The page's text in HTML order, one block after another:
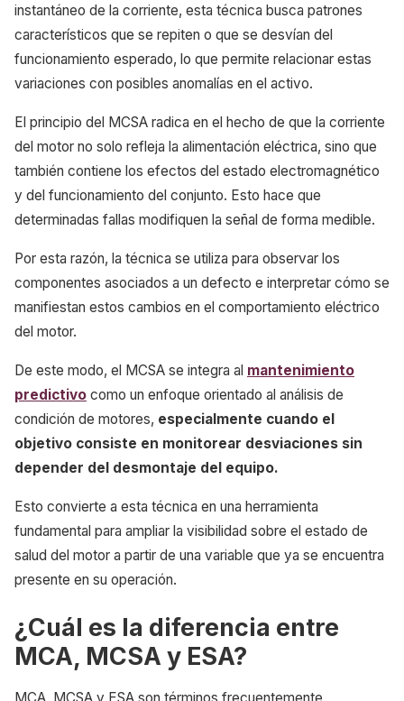
instantáneo de la corriente, esta técnica busca patrones
característicos que se repiten o que se desvían del
funcionamiento esperado, lo que permite relacionar estas
variaciones con posibles anomalías en el activo.
El principio del MCSA radica en el hecho de que la corriente
del motor no solo refleja la alimentación eléctrica, sino que
también contiene los efectos del estado electromagnético
y del funcionamiento del conjunto. Esto hace que
determinadas fallas modifiquen la señal de forma medible.
Por esta razón, la técnica se utiliza para observar los
componentes asociados a un defecto e interpretar cómo se
manifiestan estos cambios en el comportamiento eléctrico
del motor.
De este modo, el MCSA se integra al mantenimiento
predictivo como un enfoque orientado al análisis de
condición de motores, especialmente cuando el
objetivo consiste en monitorear desviaciones sin
depender del desmontaje del equipo.
Esto convierte a esta técnica en una herramienta
fundamental para ampliar la visibilidad sobre el estado de
salud del motor a partir de una variable que ya se encuentra
presente en su operación.
¿Cuál es la diferencia entre
MCA, MCSA y ESA?